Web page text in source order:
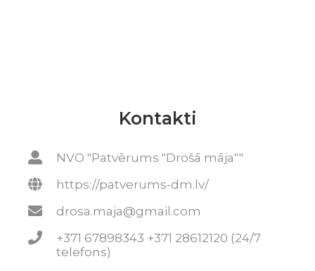
Kontakti
NVO "Patvērums "Drošā māja""
https://patverums-dm.lv/
drosa.maja@gmail.com
+371 67898343 +371 28612120 (24/7
telefons)